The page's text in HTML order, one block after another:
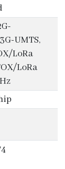
UMTS,
LoRa
LoRa